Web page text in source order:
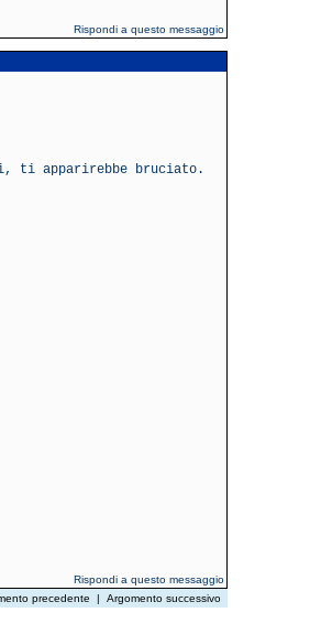
Rispondi a questo messaggio
ti apparirebbe bruciato.
Rispondi a questo messaggio
precedente | Argomento successivo